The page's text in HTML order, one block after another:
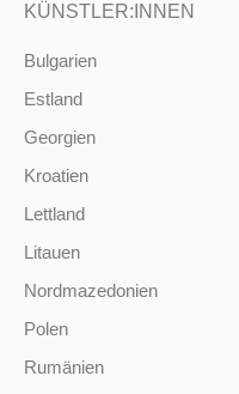
KÜNSTLER:INNEN
Bulgarien
Estland
Georgien
Kroatien
Lettland
Litauen
Nordmazedonien
Polen
Rumänien